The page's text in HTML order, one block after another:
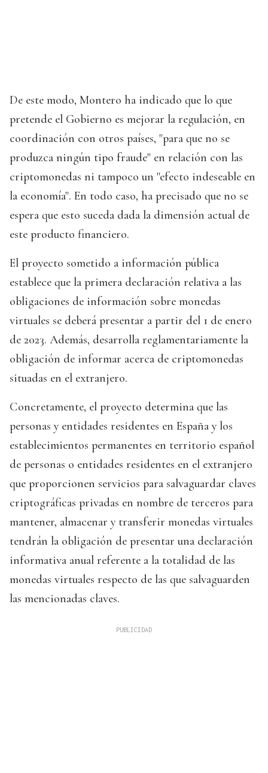
De este modo, Montero ha indicado que lo que
pretende el Gobierno es mejorar la regulación, en
coordinación con otros países, "para que no se
produzca ningún tipo fraude" en relación con las
criptomonedas ni tampoco un "efecto indeseable en
la economía". En todo caso, ha precisado que no se
espera que esto suceda dada la dimensión actual de
este producto financiero.
El proyecto sometido a información pública
establece que la primera declaración relativa a las
obligaciones de información sobre monedas
virtuales se deberá presentar a partir del 1 de enero
de 2023. Además, desarrolla reglamentariamente la
obligación de informar acerca de criptomonedas
situadas en el extranjero.
Concretamente, el proyecto determina que las
personas y entidades residentes en España y los
establecimientos permanentes en territorio español
de personas o entidades residentes en el extranjero
que proporcionen servicios para salvaguardar claves
criptográficas privadas en nombre de terceros para
mantener, almacenar y transferir monedas virtuales
tendrán la obligación de presentar una declaración
informativa anual referente a la totalidad de las
monedas virtuales respecto de las que salvaguarden
las mencionadas claves.